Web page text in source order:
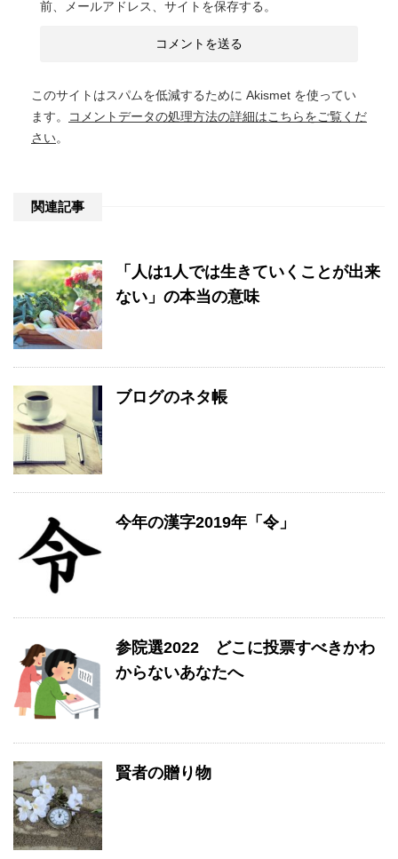
前、メールアドレス、サイトを保存する。
このサイトはスパムを低減するために Akismet を使ってい
ます。
コメントデータの処理方法の詳細はこちらをご覧くだ
さい。
関連記事
「人は1人では生きていくことが出来
ない」の本当の意味
ブログのネタ帳
今年の漢字2019年「令」
参院選2022 どこに投票すべきかわ
からないあなたへ
賢者の贈り物